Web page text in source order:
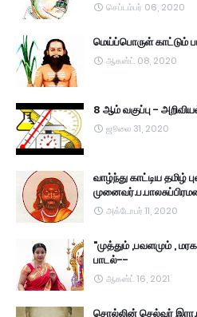
செப்டம்பர் 06, 2020
மெய்ப்பொருள் காட்டும்
ஆகஸ்ட் 08, 2020
8 ஆம் வகுப்பு -
ஜூலை 31, 2020
வாழ்ந்து காட்டிய தமிழ்
அக்டோபர் 11, 2020
"முத்தும் ,பவளமும் ,
பாடல்--
ஆகஸ்ட் 16, 2021
சொல்லின் செல்வர்